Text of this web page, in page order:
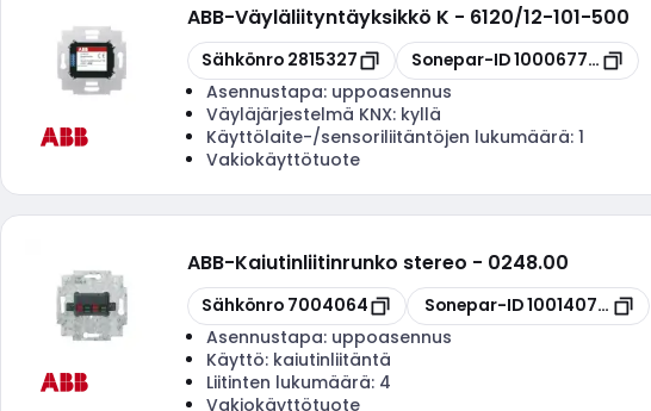
ABB-Väyläliityntäyksikkö K - 6120/12-101-500
Kopioi
Sähkönro 2815327 Kopioi
Sonepar-ID100067760
Asennustapa: uppoasennus
Väyläjärjestelmä KNX: kyllä
Käyttölaite-/sensoriliitäntöjen lukumäärä: 1
Vakiokäyttötuote
ABB-Kaiutinliitinrunko stereo - 0248.00
Kopioi
Sähkönro 7004064 Kopioi
Sonepar-ID100140799
Asennustapa: uppoasennus
Käyttö: kaiutinliitäntä
Liitinten lukumäärä: 4
Vakiokäyttötuote